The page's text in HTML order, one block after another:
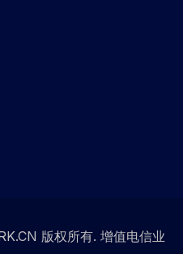
版权所有. 增值电信业